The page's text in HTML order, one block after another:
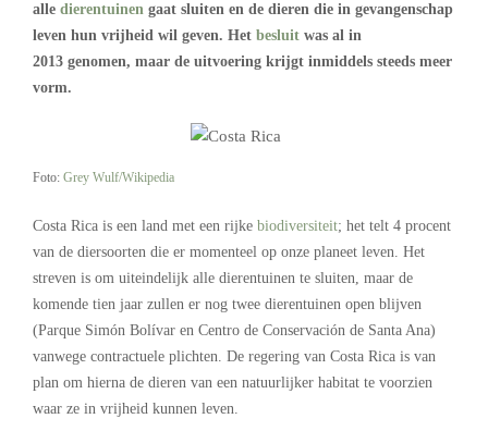
alle dierentuinen gaat sluiten en de dieren die in gevangenschap
leven hun vrijheid wil geven. Het besluit was al in
2013 genomen, maar de uitvoering krijgt inmiddels steeds meer
vorm.
Foto: Grey Wulf/Wikipedia
Costa Rica is een land met een rijke biodiversiteit; het telt 4 procent
van de diersoorten die er momenteel op onze planeet leven. Het
streven is om uiteindelijk alle dierentuinen te sluiten, maar de
komende tien jaar zullen er nog twee dierentuinen open blijven
(Parque Simón Bolívar en Centro de Conservación de Santa Ana)
vanwege contractuele plichten. De regering van Costa Rica is van
plan om hierna de dieren van een natuurlijker habitat te voorzien
waar ze in vrijheid kunnen leven.